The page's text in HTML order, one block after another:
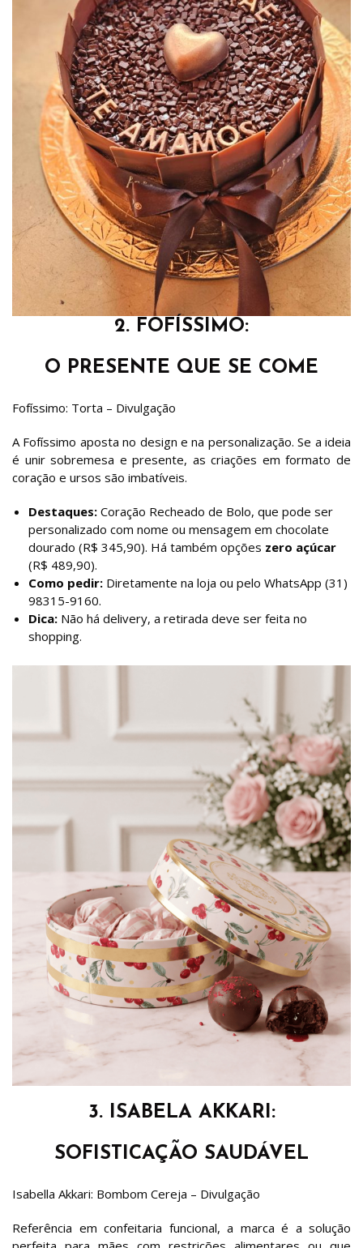
2. FOFÍSSIMO:
O PRESENTE QUE SE COME
Fofíssimo: Torta – Divulgação
A Fofíssimo aposta no design e na personalização. Se a ideia
é unir sobremesa e presente, as criações em formato de
coração e ursos são imbatíveis.
Destaques: Coração Recheado de Bolo, que pode ser
personalizado com nome ou mensagem em chocolate
dourado (R$ 345,90). Há também opções zero açúcar
(R$ 489,90).
Como pedir: Diretamente na loja ou pelo WhatsApp (31)
98315-9160.
Dica: Não há delivery, a retirada deve ser feita no
shopping.
3. ISABELA AKKARI:
SOFISTICAÇÃO SAUDÁVEL
Isabella Akkari: Bombom Cereja – Divulgação
Referência em confeitaria funcional, a marca é a solução